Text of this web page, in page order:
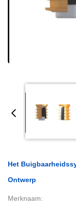
Het
Ontwerp
Merknaam: